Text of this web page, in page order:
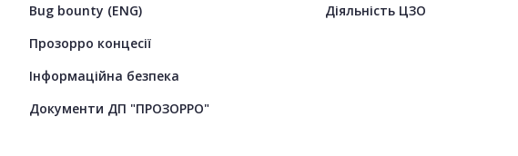
Bug bounty (ENG)
Прозорро концесії
Інформаційна безпека
Документи ДП "ПРОЗОРРО"
Діяльність ЦЗО